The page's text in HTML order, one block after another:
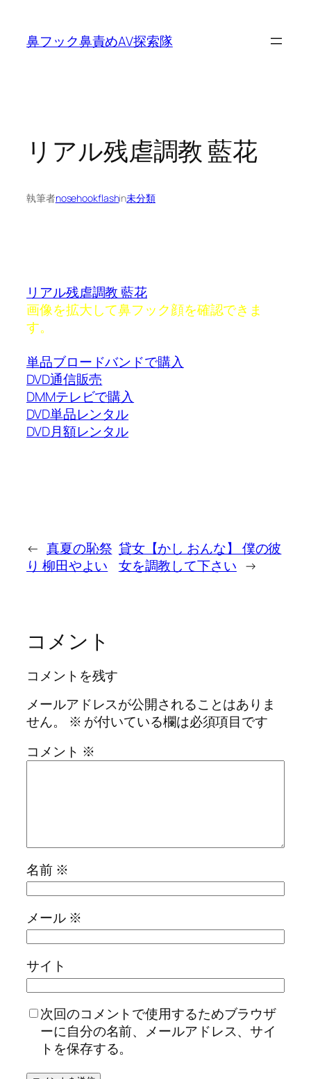
鼻フック鼻責めAV探索隊
リアル残虐調教 藍花
執筆者nosehookflashin未分類
リアル残虐調教 藍花
画像を拡大して鼻フック顔を確認できま
す。
単品ブロードバンドで購入
DVD通信販売
DMMテレビで購入
DVD単品レンタル
DVD月額レンタル
← 真夏の恥祭
り 柳田やよい
貸女【かし おんな】 僕の彼
女を調教して下さい →
コメント
コメントを残す
メールアドレスが公開されることはありま
せん。
※ が付いている欄は必須項目です
コメント ※
名前 ※
メール ※
サイト
次回のコメントで使用するためブラウザ
ーに自分の名前、メールアドレス、サイ
トを保存する。